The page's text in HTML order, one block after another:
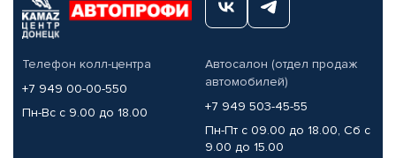
Телефон колл-центра
+7 949 00-00-550
Пн-Вс с 9.00 до 18.00
Автосалон (отдел продаж
автомобилей)
+7 949 503-45-55
Пн-Пт с 09.00 до 18.00, Сб с
9.00 до 15.00